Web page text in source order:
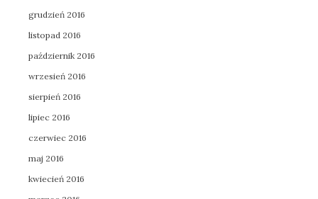
grudzień 2016
listopad 2016
październik 2016
wrzesień 2016
sierpień 2016
lipiec 2016
czerwiec 2016
maj 2016
kwiecień 2016